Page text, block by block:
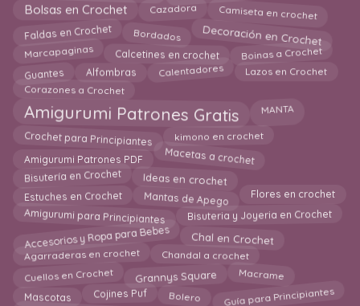
Bolsas en Crochet Cazadora Camiseta en crochet
Faldas en Crochet Bordados Decoración en Crochet
Marcapaginas Calcetines en crochet Boinas a Crochet
Guantes Alfombras Calentadores Lazos en Crochet
Corazones a Crochet
Amigurumi Patrones Gratis MANTA
Crochet para Principiantes kimono en crochet
Amigurumi Patrones PDF Macetas a crochet
Bisutería en Crochet Ideas en crochet
Estuches en Crochet Mantas de Apego Flores en crochet
Amigurumi para Principiantes Bisuteria y Joyeria en Crochet
Accesorios y Ropa para Bebes Chal en Crochet
Agarraderas en crochet Chandal a crochet
Cuellos en Crochet Grannys Square Macrame
Mascotas Cojines Puf Bolero Guía para Principiantes